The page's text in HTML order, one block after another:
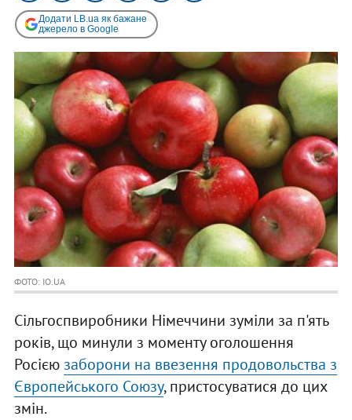
Додати LB.ua як бажане
джерело в Google
ФОТО: IO.UA
Сільгоспвиробники Німеччини зуміли за п'ять
років, що минули з моменту оголошення
Росією заборони на ввезення продовольства з
Європейського Союзу, пристосуватися до цих
змін.